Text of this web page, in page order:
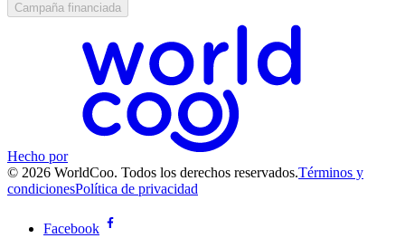
Campaña financiada
Hecho por
© 2026 WorldCoo. Todos los derechos reservados.Términos y
condicionesPolítica de privacidad
Facebook